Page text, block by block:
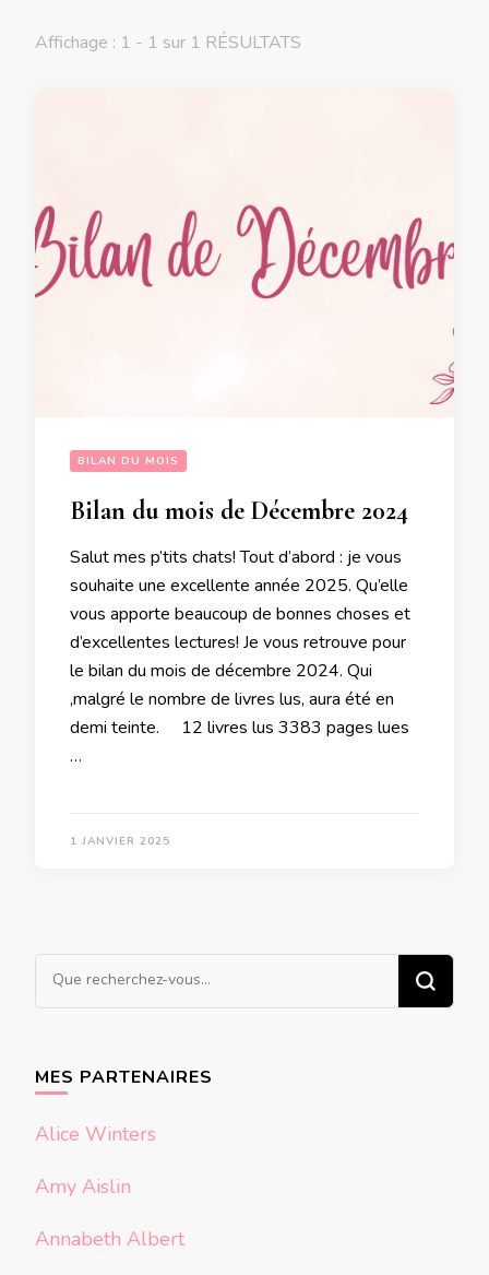
Affichage : 1 - 1 sur 1 RÉSULTATS
BILAN DU MOIS
Bilan du mois de Décembre 2024
Salut mes p’tits chats! Tout d’abord : je vous
souhaite une excellente année 2025. Qu’elle
vous apporte beaucoup de bonnes choses et
d’excellentes lectures! Je vous retrouve pour
le bilan du mois de décembre 2024. Qui
,malgré le nombre de livres lus, aura été en
demi teinte. 12 livres lus 3383 pages lues
…
1 JANVIER 2025
Vous
recherchiez
MES PARTENAIRES
Alice Winters
Amy Aislin
Annabeth Albert